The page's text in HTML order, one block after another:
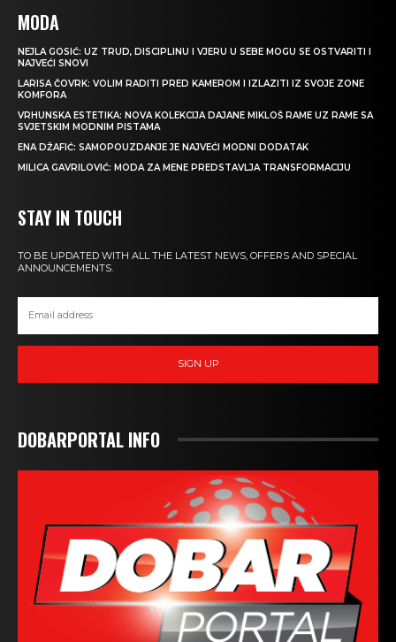
MODA
NEJLA GOSIĆ: UZ TRUD, DISCIPLINU I VJERU U SEBE MOGU SE OSTVARITI I
NAJVEĆI SNOVI
LARISA ČOVRK: VOLIM RADITI PRED KAMEROM I IZLAZITI IZ SVOJE ZONE
KOMFORA
VRHUNSKA ESTETIKA: NOVA KOLEKCIJA DAJANE MIKLOŠ RAME UZ RAME SA
SVJETSKIM MODNIM PISTAMA
ENA DŽAFIĆ: SAMOPOUZDANJE JE NAJVEĆI MODNI DODATAK
MILICA GAVRILOVIĆ: MODA ZA MENE PREDSTAVLJA TRANSFORMACIJU
STAY IN TOUCH
TO BE UPDATED WITH ALL THE LATEST NEWS, OFFERS AND SPECIAL
ANNOUNCEMENTS.
SIGN UP
DOBARPORTAL INFO